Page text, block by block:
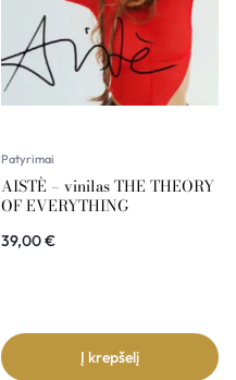
Patyrimai
AISTÈ – vinilas THE THEORY
OF EVERYTHING
39,00€
Į krepšelį